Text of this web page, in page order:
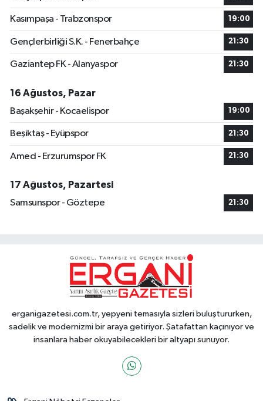
Kasımpaşa - Trabzonspor 19:00
Gençlerbirliği S.K. - Fenerbahçe 21:30
Gaziantep FK - Alanyaspor 21:30
16 Ağustos, Pazar
Başakşehir - Kocaelispor
19:00
Beşiktaş - Eyüpspor 21:30
Amed - Erzurumspor FK 21:30
17 Ağustos, Pazartesi
Samsunspor - Göztepe
21:30
erganigazetesi.com.tr, yepyeni temasıyla sizleri buluştururken,
sadelik ve modernizmi bir araya getiriyor. Şatafattan kaçınıyor ve
insanlara haber okuyabilecekleri bir altyapı sunuyor.